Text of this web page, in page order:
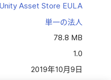
Asset Store EULA
単一の法人
78.8 MB
1.0
2019年10月9日